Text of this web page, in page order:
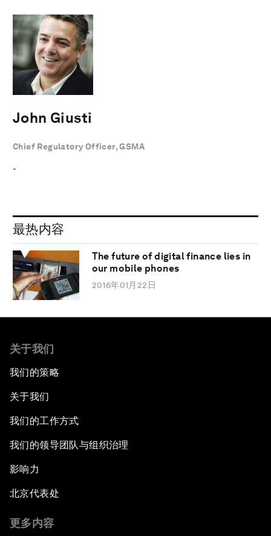
John Giusti
Chief Regulatory Officer, GSMA
-
最热内容
The future of digital finance lies in
our mobile phones
2016年01月22日
关于我们
我们的策略
关于我们
我们的工作方式
我们的领导团队与组织治理
影响力
北京代表处
更多内容